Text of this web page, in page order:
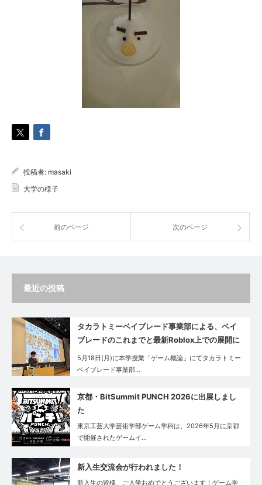
投稿者: masaki
大学の様子
前のページ 次のページ
最近の投稿
タカラトミーベイブレード事業部による、ベイ
ブレードのこれまでと最新Roblox上での展開に
ついてのゲスト講義が実施されました
5月18日(月)に本学授業「ゲーム概論」にてタカラトミー
ベイブレード事業部…
京都・BitSummit PUNCH 2026に出展しまし
た
東京工芸大学芸術学部ゲーム学科は、2026年5月に京都
で開催されたゲームイ…
新入生交流会が行われました！
新入生の皆様、ご入学おめでとうございます！ゲーム学